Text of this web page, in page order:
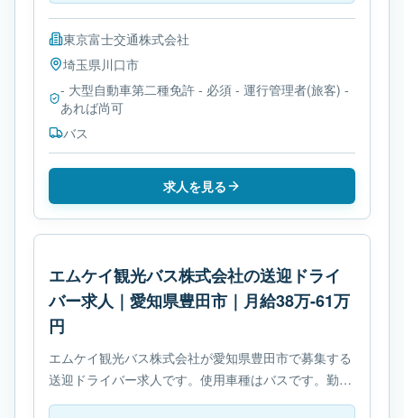
東京富士交通株式会社
埼玉県川口市
- 大型自動車第二種免許 - 必須 - 運行管理者(旅客) -
あれば尚可
バス
求人を見る
エムケイ観光バス株式会社の送迎ドライ
バー求人｜愛知県豊田市｜月給38万-61万
円
エムケイ観光バス株式会社が愛知県豊田市で募集する
送迎ドライバー求人です。使用車種はバスです。勤務
時間は- 変形労働時間制です。必要免許は- 大型自動車